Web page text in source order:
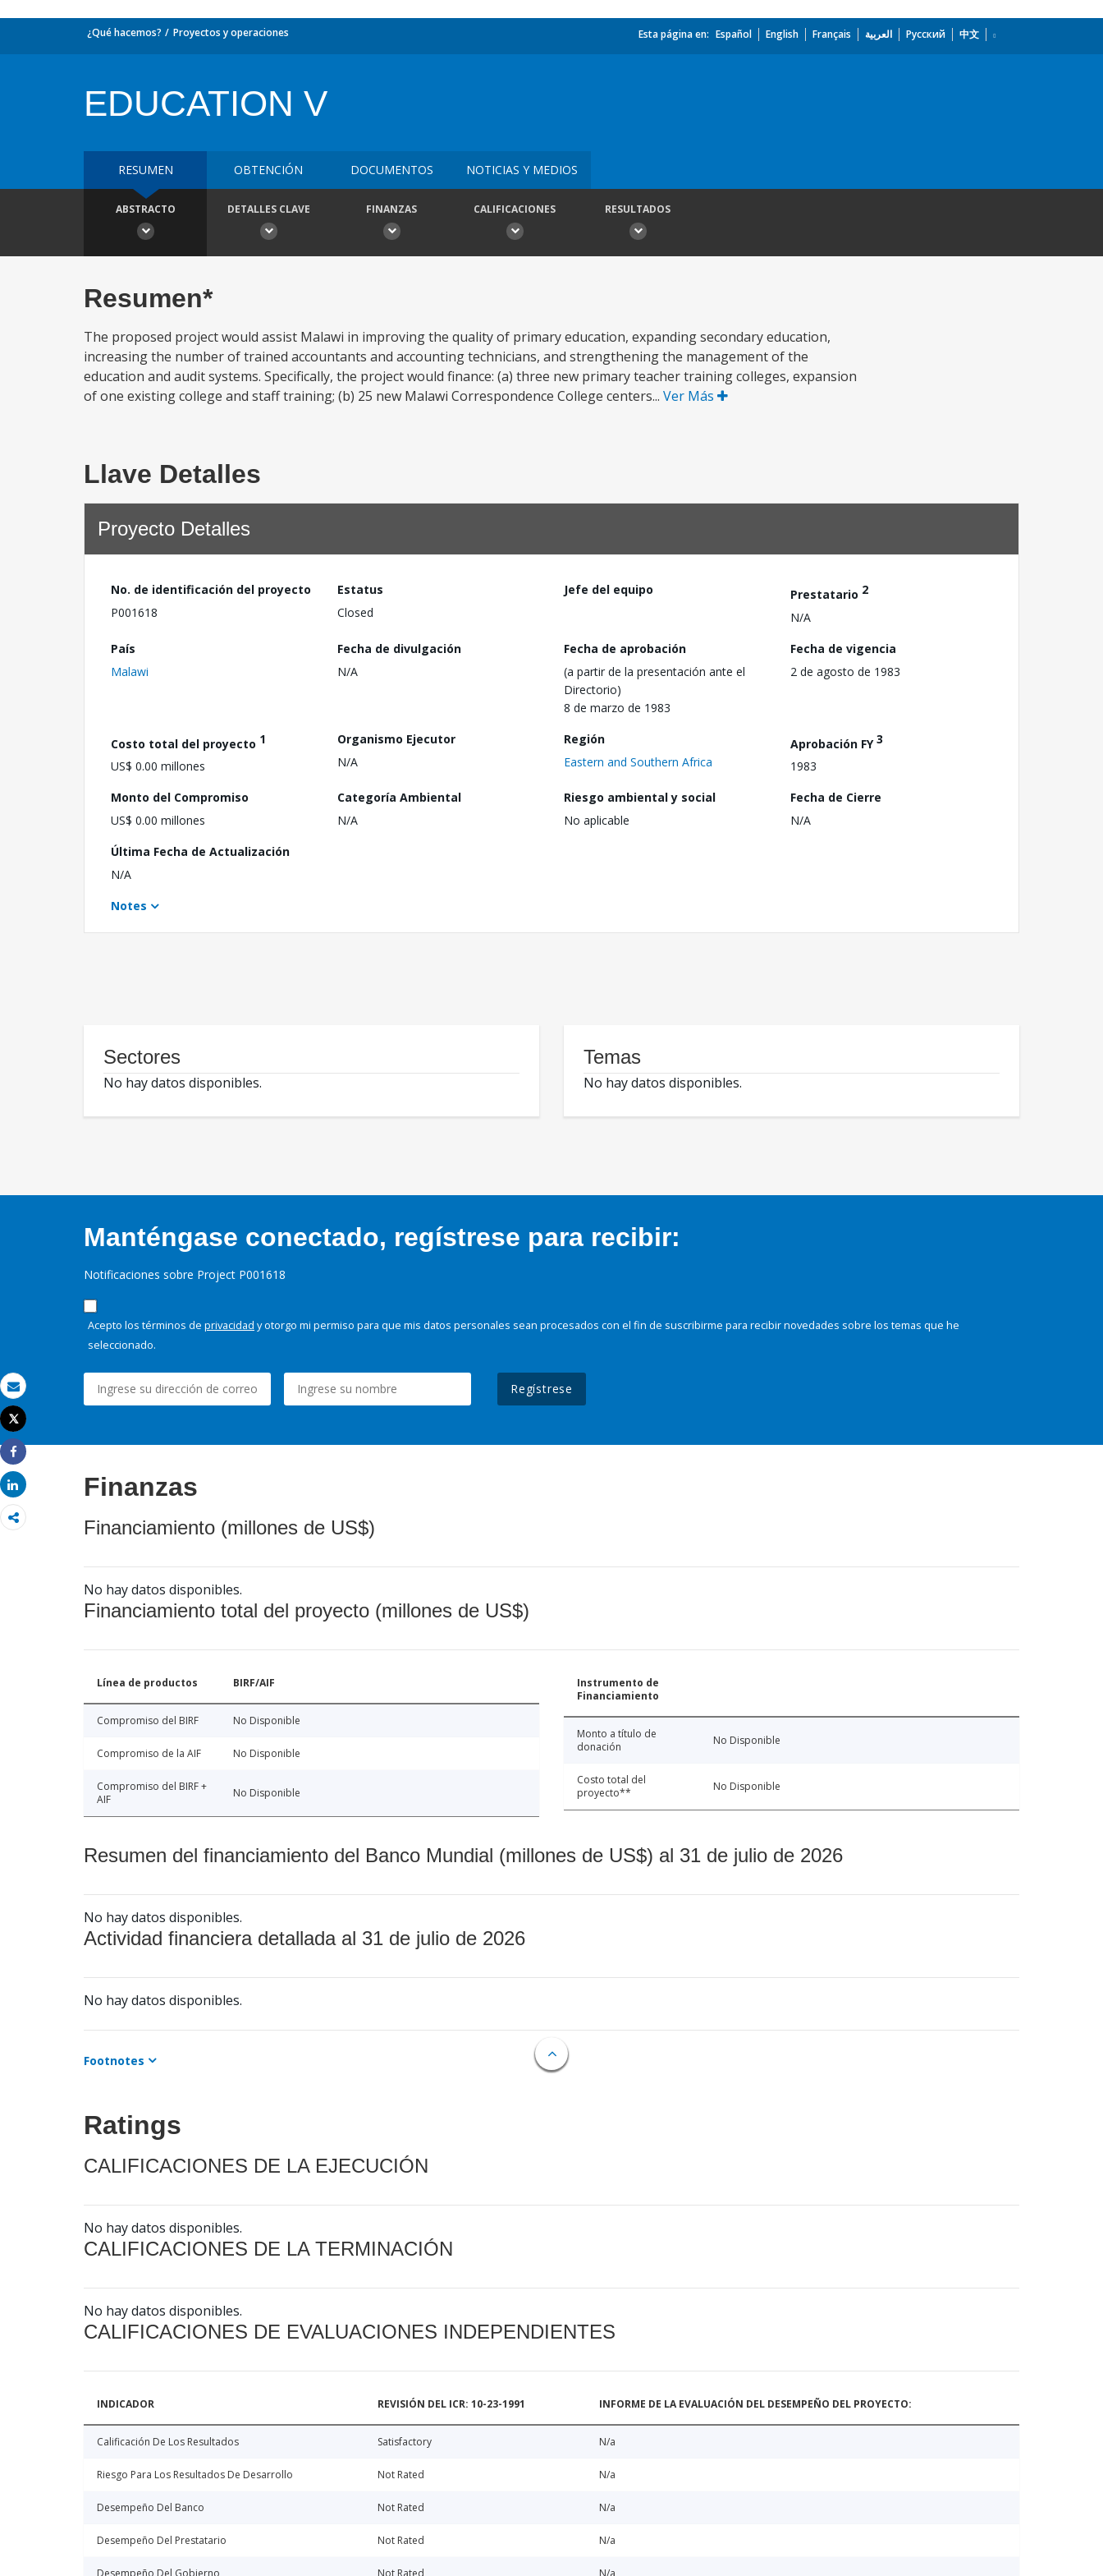
Correo electrónico
Imprimir
Tweet
Share
Share
¿Qué hacemos? Proyectos y operaciones Esta página en: Español English Français العربية Русский 中文
EDUCATION V
RESUMEN OBTENCIÓN DOCUMENTOS NOTICIAS Y MEDIOS
ABSTRACTO DETALLES CLAVE FINANZAS CALIFICACIONES RESULTADOS
Resumen*
The proposed project would assist Malawi in improving the quality of primary education, expanding secondary education,
increasing the number of trained accountants and accounting technicians, and strengthening the management of the
education and audit systems. Specifically, the project would finance: (a) three new primary teacher training colleges, expansion
of one existing college and staff training; (b) 25 new Malawi Correspondence College centers... Ver Más
Llave Detalles
Proyecto Detalles
No. de identificación del proyecto
P001618
Estatus
Closed
Jefe del equipo Prestatario 2
N/A
País
Malawi
Fecha de divulgación
N/A
Fecha de aprobación
(a partir de la presentación ante el
Directorio)
8 de marzo de 1983
Fecha de vigencia
2 de agosto de 1983
Costo total del proyecto 1
US$ 0.00 millones
Organismo Ejecutor
N/A
Región
Eastern and Southern Africa
Aprobación FY3
1983
Monto del Compromiso
US$ 0.00 millones
Categoría Ambiental
N/A
Riesgo ambiental y social
No aplicable
Fecha de Cierre
N/A
Última Fecha de Actualización
N/A
Notes
Sectores
No hay datos disponibles.
Temas
No hay datos disponibles.
Manténgase conectado, regístrese para recibir:
Notificaciones sobre Project P001618
Acepto los términos de privacidad y otorgo mi permiso para que mis datos personales sean procesados con el fin de suscribirme para recibir novedades sobre los temas que he
seleccionado.
Regístrese
Finanzas
Financiamiento (millones de US$)
No hay datos disponibles.
Financiamiento total del proyecto (millones de US$)
Línea de productos BIRF/AIF
Compromiso del BIRF No Disponible
Compromiso de la AIF No Disponible
Compromiso del BIRF +
AIF
No Disponible
Instrumento de
Financiamiento
Monto a título de
donación
No Disponible
Costo total del
proyecto**
No Disponible
Resumen del financiamiento del Banco Mundial (millones de US$) al 31 de julio de 2026
No hay datos disponibles.
Actividad financiera detallada al 31 de julio de 2026
No hay datos disponibles.
Footnotes
Ratings
CALIFICACIONES DE LA EJECUCIÓN
No hay datos disponibles.
CALIFICACIONES DE LA TERMINACIÓN
No hay datos disponibles.
CALIFICACIONES DE EVALUACIONES INDEPENDIENTES
INDICADOR REVISIÓN DEL ICR: 10-23-1991 INFORME DE LA EVALUACIÓN DEL DESEMPEÑO DEL PROYECTO:
Calificación De Los Resultados Satisfactory N/a
Riesgo Para Los Resultados De Desarrollo Not Rated N/a
Desempeño Del Banco Not Rated N/a
Desempeño Del Prestatario Not Rated N/a